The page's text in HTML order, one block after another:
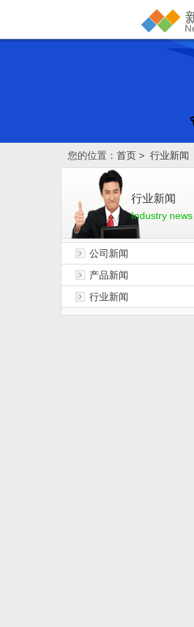
您的位置： 首页 > 行业新闻
行业新闻
Industry news
公司新闻
产品新闻
行业新闻